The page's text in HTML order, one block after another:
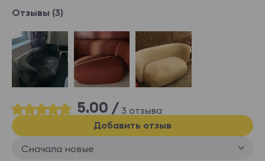
Отзывы (3)
5.00 / 3 отзыва
Сначала новые
Добавить отзыв